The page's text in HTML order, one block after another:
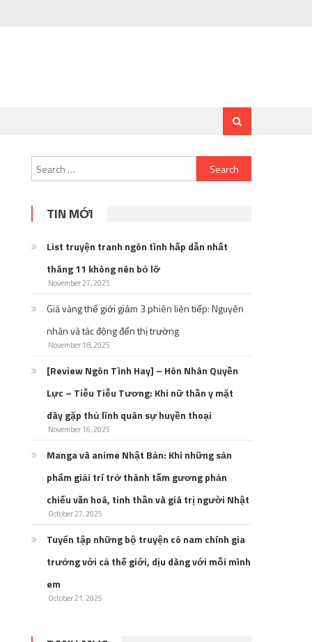
Search
for:
TIN MỚI
List truyện tranh ngôn tình hấp dẫn nhất
tháng 11 không nên bỏ lỡ
November 27, 2025
Giá vàng thế giới giảm 3 phiên liên tiếp: Nguyên
nhân và tác động đến thị trường
November 18, 2025
[Review Ngôn Tình Hay] – Hôn Nhân Quyền
Lực – Tiễu Tiễu Tương: Khi nữ thần y mặt
dày gặp thủ lĩnh quân sự huyền thoại
November 16, 2025
Manga và anime Nhật Bản: Khi những sản
phẩm giải trí trở thành tấm gương phản
chiếu văn hoá, tinh thần và giá trị người Nhật
October 27, 2025
Tuyển tập những bộ truyện có nam chính gia
trưởng với cả thế giới, dịu dàng với mỗi mình
em
October 21, 2025